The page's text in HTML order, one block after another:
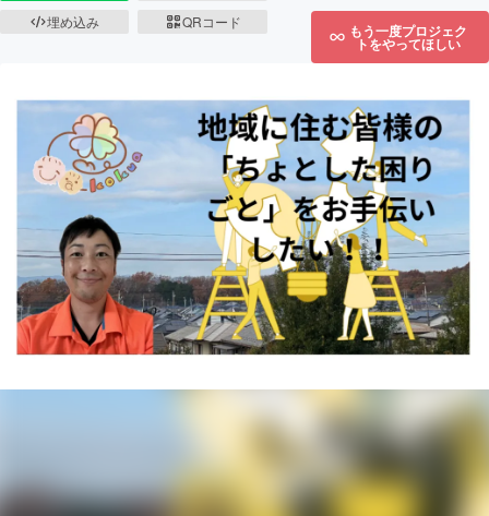
埋め込み
QRコード もう一度プロジェク
トをやってほしい